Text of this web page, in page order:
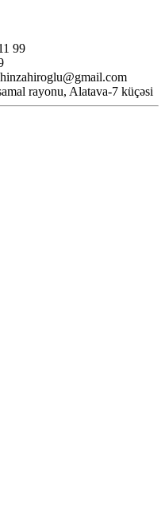
99
rayonu, Alatava-7 küçəsi